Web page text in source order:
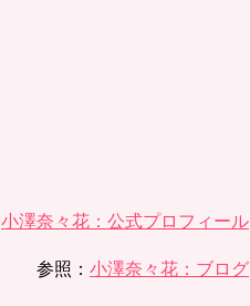
小澤奈々花：公式プロフィール
参照： 小澤奈々花：ブログ